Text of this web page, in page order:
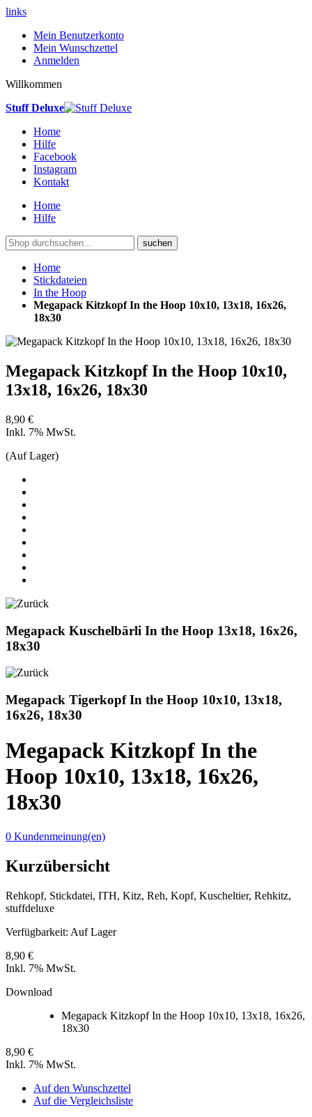
links
Mein Benutzerkonto
Mein Wunschzettel
Anmelden
Willkommen
Stuff Deluxe
Home
Hilfe
Facebook
Instagram
Kontakt
Home
Hilfe
suchen
Home
Stickdateien
In the Hoop
Megapack Kitzkopf In the Hoop 10x10, 13x18, 16x26,
18x30
Megapack Kitzkopf In the Hoop 10x10,
13x18, 16x26, 18x30
8,90 €
Inkl. 7% MwSt.
(Auf Lager)
Megapack Kuschelbärli In the Hoop 13x18, 16x26,
18x30
Megapack Tigerkopf In the Hoop 10x10, 13x18,
16x26, 18x30
Megapack Kitzkopf In the
Hoop 10x10, 13x18, 16x26,
18x30
0 Kundenmeinung(en)
Kurzübersicht
Rehkopf, Stickdatei, ITH, Kitz, Reh, Kopf, Kuscheltier, Rehkitz,
stuffdeluxe
Verfügbarkeit: Auf Lager
8,90 €
Inkl. 7% MwSt.
Download
Megapack Kitzkopf In the Hoop 10x10, 13x18, 16x26,
18x30
8,90 €
Inkl. 7% MwSt.
Auf den Wunschzettel
Auf die Vergleichsliste